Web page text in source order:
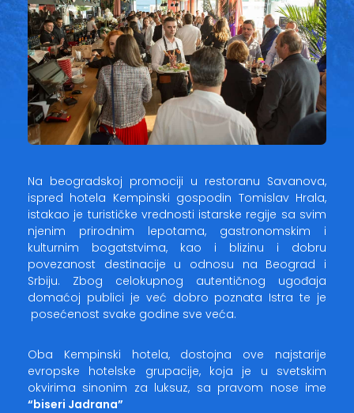
Na beogradskoj promociji u restoranu Savanova,
ispred hotela Kempinski gospodin Tomislav Hrala,
istakao je turističke vrednosti istarske regije sa svim
njenim prirodnim lepotama, gastronomskim i
kulturnim bogatstvima, kao i blizinu i dobru
povezanost destinacije u odnosu na Beograd i
Srbiju. Zbog celokupnog autentičnog ugođaja
domaćoj publici je već dobro poznata Istra te je
posećenost svake godine sve veća.
Oba Kempinski hotela, dostojna ove najstarije
evropske hotelske grupacije, koja je u svetskim
okvirima sinonim za luksuz, sa pravom nose ime
“biseri Jadrana”